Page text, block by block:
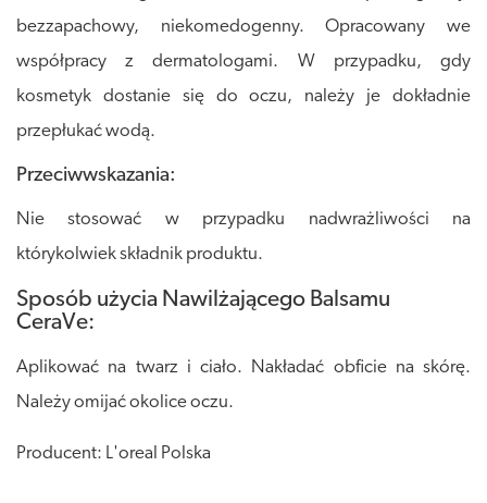
bezzapachowy, niekomedogenny. Opracowany we
współpracy z dermatologami. W przypadku, gdy
kosmetyk dostanie się do oczu, należy je dokładnie
przepłukać wodą.
Przeciwwskazania:
Nie stosować w przypadku nadwrażliwości na
którykolwiek składnik produktu.
Sposób użycia Nawilżającego Balsamu
CeraVe:
Aplikować na twarz i ciało. Nakładać obficie na skórę.
Należy omijać okolice oczu.
Producent: L'oreal Polska